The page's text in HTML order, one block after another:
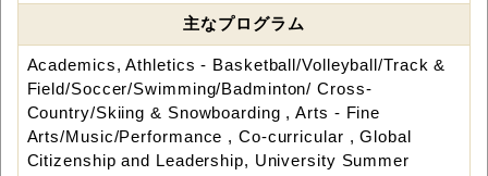
主なプログラム
Academics, Athletics - Basketball/Volleyball/Track &
Field/Soccer/Swimming/Badminton/ Cross-
Country/Skiing & Snowboarding , Arts - Fine
Arts/Music/Performance , Co-curricular , Global
Citizenship and Leadership, University Summer